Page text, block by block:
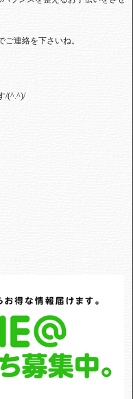
連絡を下さいね。
/(^.^)/